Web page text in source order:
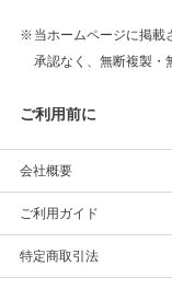
当ホームページに掲載
承認なく、無断複製・
ご利用前に
会社概要
ご利用ガイド
特定商取引法